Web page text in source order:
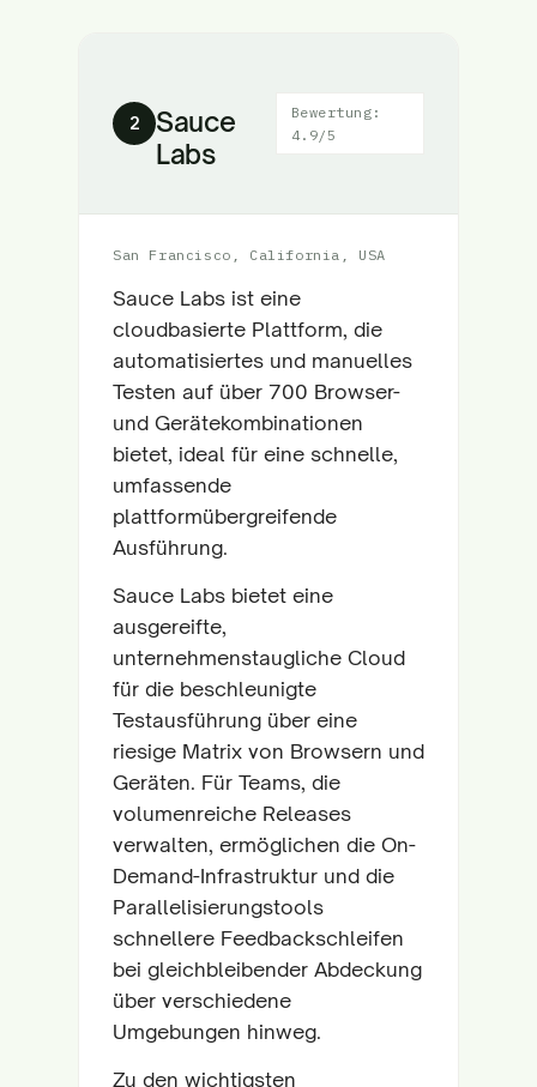
2
Sauce
Labs
Bewertung:
4.9/5
San Francisco, California, USA
Sauce Labs ist eine
cloudbasierte Plattform, die
automatisiertes und manuelles
Testen auf über 700 Browser-
und Gerätekombinationen
bietet, ideal für eine schnelle,
umfassende
plattformübergreifende
Ausführung.
Sauce Labs bietet eine
ausgereifte,
unternehmenstaugliche Cloud
für die beschleunigte
Testausführung über eine
riesige Matrix von Browsern und
Geräten. Für Teams, die
volumenreiche Releases
verwalten, ermöglichen die On-
Demand-Infrastruktur und die
Parallelisierungstools
schnellere Feedbackschleifen
bei gleichbleibender Abdeckung
über verschiedene
Umgebungen hinweg.
Zu den wichtigsten